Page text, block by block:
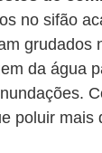
no sifão
grudados
da água
poluir mais